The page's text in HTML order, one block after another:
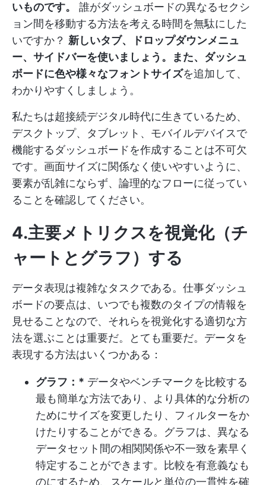
いものです。
誰がダッシュボードの異なるセクシ
ョン間を移動する方法を考える時間を無駄にした
いですか？ 新しいタブ、ドロップダウンメニュ
ー、サイドバーを使いましょう。また、ダッシュ
ボードに色や様々なフォントサイズを追加して、
わかりやすくしましょう。
私たちは超接続デジタル時代に生きているため、
デスクトップ、タブレット、モバイルデバイスで
機能するダッシュボードを作成することは不可欠
です。画面サイズに関係なく使いやすいように、
要素が乱雑にならず、論理的なフローに従ってい
ることを確認してください。
4.主要メトリクスを視覚化（チ
ャートとグラフ）する
データ表現は複雑なタスクである。仕事ダッシュ
ボードの要点は、いつでも複数のタイプの情報を
見せることなので、それらを視覚化する適切な方
法を選ぶことは重要だ。とても重要だ。データを
表現する方法はいくつかある：
グラフ：* データやベンチマークを比較する
最も簡単な方法であり、より具体的な分析の
ためにサイズを変更したり、フィルターをか
けたりすることができる。グラフは、異なる
データセット間の相関関係や不一致を素早く
特定することができます。比較を有意義なも
のにするため、スケールと単位の一貫性を確